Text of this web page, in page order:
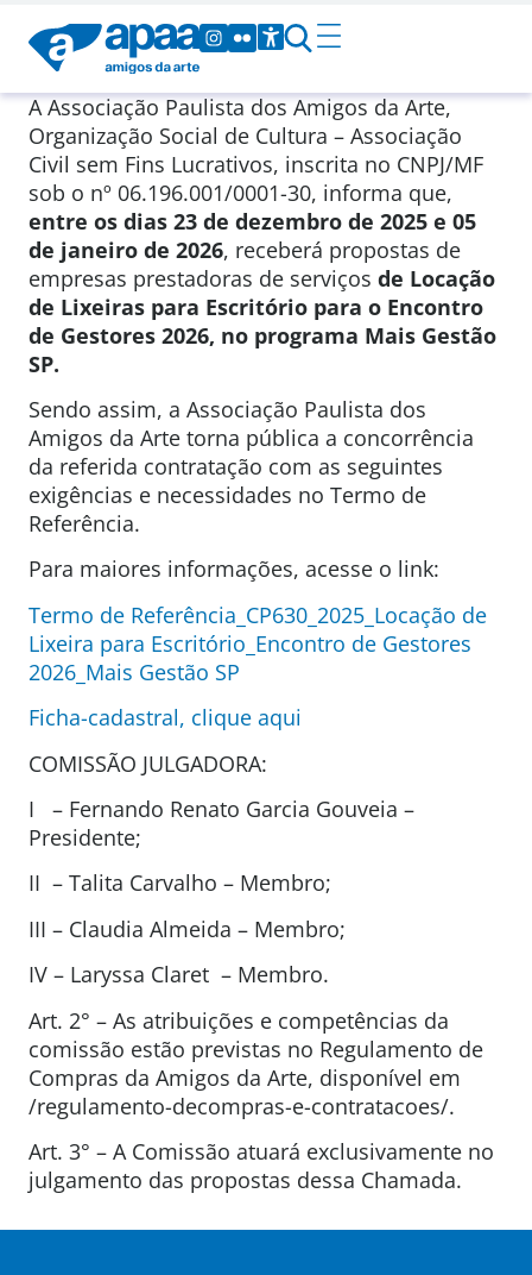
A Associação Paulista dos Amigos da Arte,
Organização Social de Cultura – Associação
Civil sem Fins Lucrativos, inscrita no CNPJ/MF
sob o nº 06.196.001/0001-30, informa que,
entre os dias 23 de dezembro de 2025 e 05
de janeiro de 2026, receberá propostas de
empresas prestadoras de serviços de Locação
de Lixeiras para Escritório para o Encontro
de Gestores 2026, no programa Mais Gestão
SP.
Sendo assim, a Associação Paulista dos
Amigos da Arte torna pública a concorrência
da referida contratação com as seguintes
exigências e necessidades no Termo de
Referência.
Para maiores informações, acesse o link:
Termo de Referência_CP630_2025_Locação de
Lixeira para Escritório_Encontro de Gestores
2026_Mais Gestão SP
Ficha-cadastral, clique aqui
COMISSÃO JULGADORA:
I – Fernando Renato Garcia Gouveia –
Presidente;
II – Talita Carvalho – Membro;
III – Claudia Almeida – Membro;
IV – Laryssa Claret – Membro.
Art. 2° – As atribuições e competências da
comissão estão previstas no Regulamento de
Compras da Amigos da Arte, disponível em
/regulamento-decompras-e-contratacoes/.
Art. 3° – A Comissão atuará exclusivamente no
julgamento das propostas dessa Chamada.